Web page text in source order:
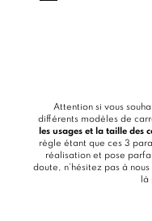
Attention si vous
différents modèles de
les usages et la taille des
règle étant que ces 3
réalisation et pose
doute, n’hésitez pas à
là